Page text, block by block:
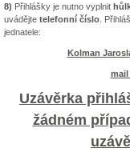
8) Přihlášky je nutno vyplnit
uvádějte telefonní číslo .
jednatele:
Kolman
mail
Uzávěrka
žádném